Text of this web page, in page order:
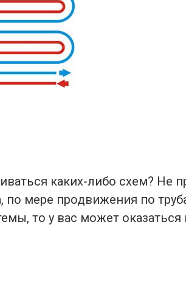
каких-либо схем? Не
мере продвижения по
то у вас может